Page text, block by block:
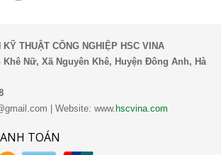
KỸ THUẬT CÔNG NGHIỆP HSC VINA
Khê Nữ, Xã Nguyên Khê, Huyện Đông Anh, Hà
| Website: www. hscvina.com
TOÁN